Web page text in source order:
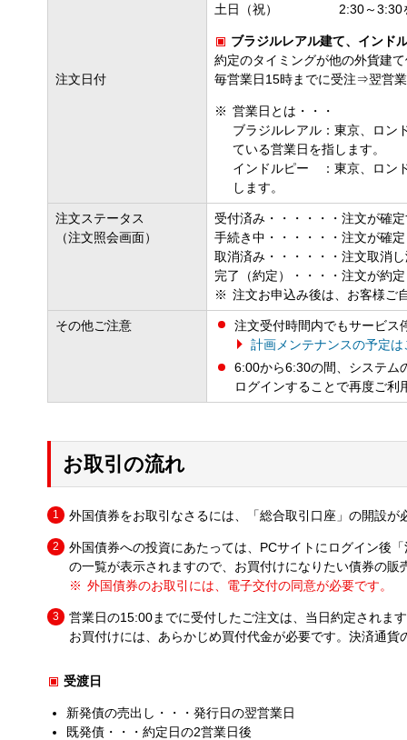
注文日付
土日（祝）
2:30～3:30
ブラジルレアル建て、インド
約定のタイミングが他の外貨建
毎営業日15時までに受注⇒翌営
営業日とは・・・
ブラジルレアル：東京、ロン
ている営業日を指します。
インドルピー ：東京、ロン
します。
注文ステータス
（注文照会画面）
受付済み・・・・・・注文が確
手続き中・・・・・・注文が確
取消済み・・・・・・注文取消
完了（約定）・・・・注文が約
注文お申込み後は、お客様ご
その他ご注意
注文受付時間内でもサービス
計画メンテナンスの予定は
6:00から6:30の間、システム
ログインすることで再度ご利
お取引の流れ
外国債券をお取引なさるには、「総合取引口座」の開設が
外国債券への投資にあたっては、PCサイトにログイン後
の一覧が表示されますので、お買付けになりたい債券の
外国債券のお取引には、電子交付の同意が必要です。
営業日の15:00までに受付したご注文は、当日約定されま
お買付けには、あらかじめ買付代金が必要です。決済通
受渡日
新発債の売出し・・・発行日の翌営業日
既発債・・・約定日の2営業日後